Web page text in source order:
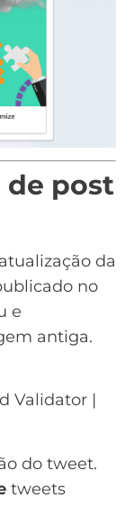
post
da
no
e
antiga.
Validator |
do tweet.
tweets